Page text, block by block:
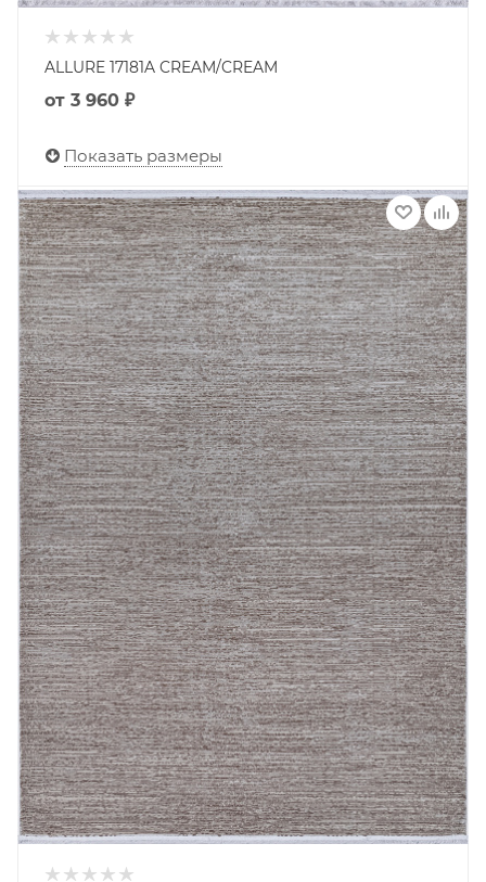
ALLURE 17181A CREAM/CREAM
от 3 960 ₽
Показать размеры